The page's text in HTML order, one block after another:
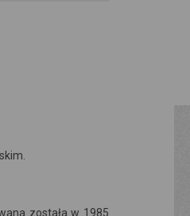
została w 1985